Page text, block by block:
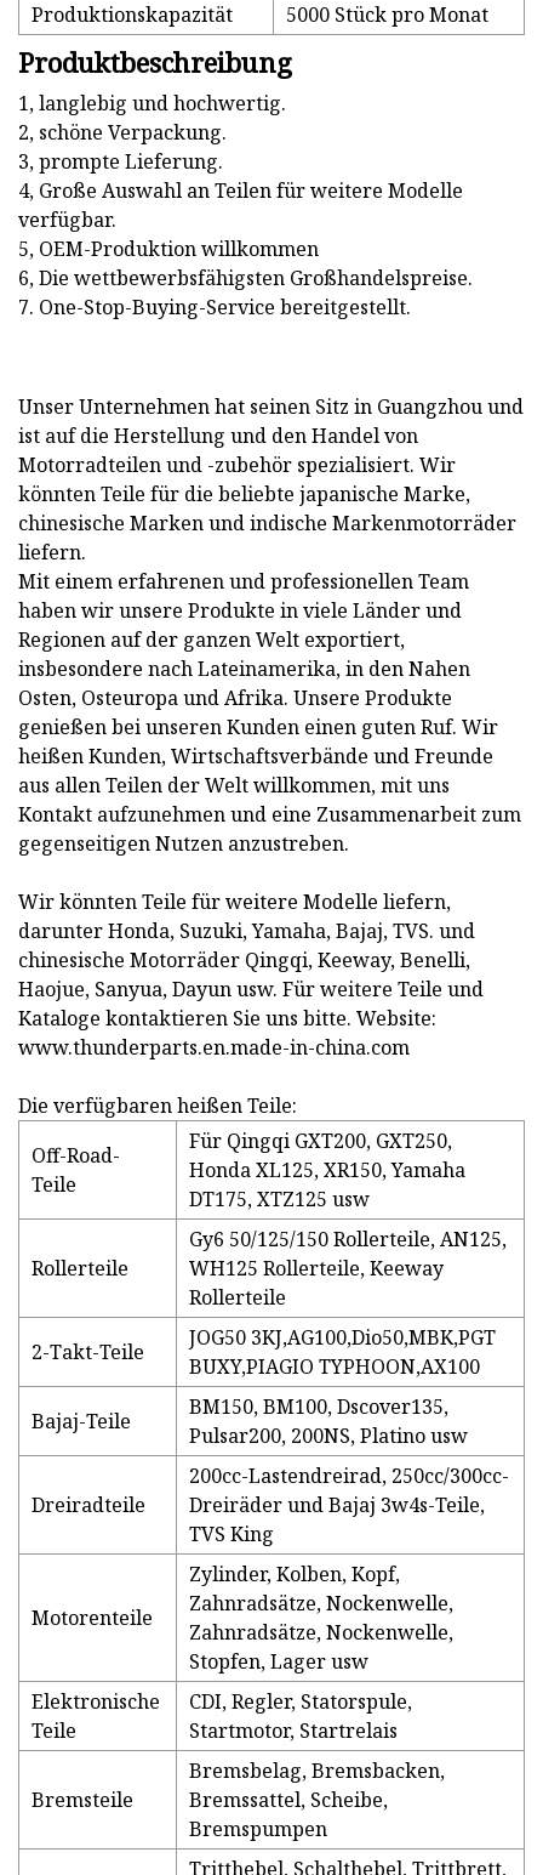
Produktionskapazität
5000 Stück pro Monat
Produktbeschreibung
1, langlebig und hochwertig.
2, schöne Verpackung.
3, prompte Lieferung.
4, Große Auswahl an Teilen für weitere Modelle
verfügbar.
5, OEM-Produktion willkommen
6, Die wettbewerbsfähigsten Großhandelspreise.
7. One-Stop-Buying-Service bereitgestellt.
Unser Unternehmen hat seinen Sitz in Guangzhou und
ist auf die Herstellung und den Handel von
Motorradteilen und -zubehör spezialisiert. Wir
könnten Teile für die beliebte japanische Marke,
chinesische Marken und indische Markenmotorräder
liefern.
Mit einem erfahrenen und professionellen Team
haben wir unsere Produkte in viele Länder und
Regionen auf der ganzen Welt exportiert,
insbesondere nach Lateinamerika, in den Nahen
Osten, Osteuropa und Afrika. Unsere Produkte
genießen bei unseren Kunden einen guten Ruf. Wir
heißen Kunden, Wirtschaftsverbände und Freunde
aus allen Teilen der Welt willkommen, mit uns
Kontakt aufzunehmen und eine Zusammenarbeit zum
gegenseitigen Nutzen anzustreben.
Wir könnten Teile für weitere Modelle liefern,
darunter Honda, Suzuki, Yamaha, Bajaj, TVS. und
chinesische Motorräder Qingqi, Keeway, Benelli,
Haojue, Sanyua, Dayun usw. Für weitere Teile und
Kataloge kontaktieren Sie uns bitte. Website:
www.thunderparts.en.made-in-china.com
Die verfügbaren heißen Teile:
Off-Road-
Teile
Für Qingqi GXT200, GXT250,
Honda XL125, XR150, Yamaha
DT175, XTZ125 usw
Rollerteile
Gy6 50/125/150 Rollerteile, AN125,
WH125 Rollerteile, Keeway
Rollerteile
2-Takt-Teile
JOG50 3KJ,AG100,Dio50,MBK,PGT
BUXY,PIAGIO TYPHOON,AX100
Bajaj-Teile
BM150, BM100, Dscover135,
Pulsar200, 200NS, Platino usw
Dreiradteile
200cc-Lastendreirad, 250cc/300cc-
Dreiräder und Bajaj 3w4s-Teile,
TVS King
Motorenteile
Zylinder, Kolben, Kopf,
Zahnradsätze, Nockenwelle,
Zahnradsätze, Nockenwelle,
Stopfen, Lager usw
Elektronische
Teile
CDI, Regler, Statorspule,
Startmotor, Startrelais
Bremsteile
Bremsbelag, Bremsbacken,
Bremssattel, Scheibe,
Bremspumpen
Tritthebel, Schalthebel, Trittbrett,